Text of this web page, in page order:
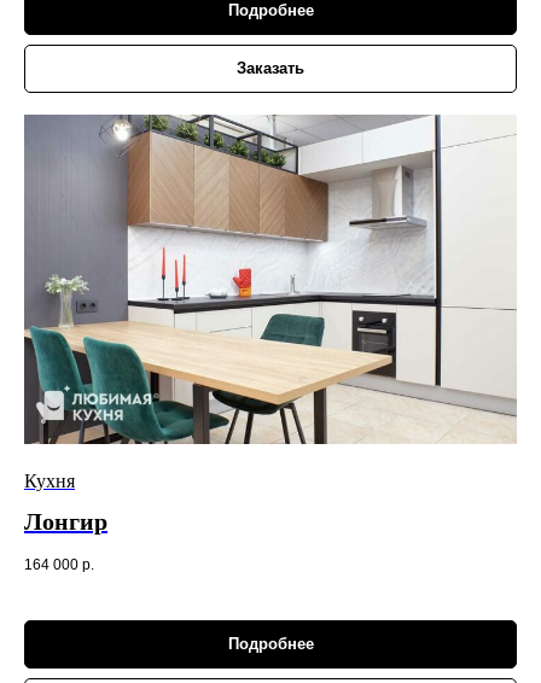
Подробнее
Заказать
Кухня
Лонгир
164 000 р.
Подробнее